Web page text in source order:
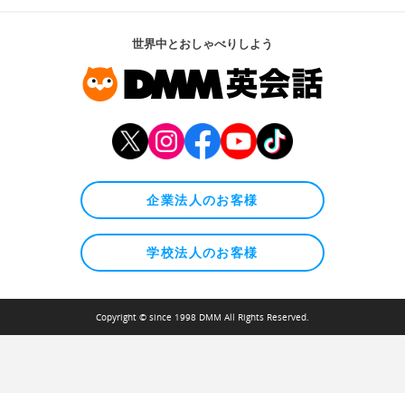
世界中とおしゃべりしよう
企業法人のお客様
学校法人のお客様
Copyright © since 1998 DMM All Rights Reserved.